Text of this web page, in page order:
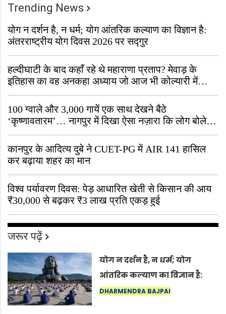
Trending News
योग न दर्शन है, न धर्म; योग आंतरिक कल्याण का विज्ञान है:
अंतरराष्ट्रीय योग दिवस 2026 पर सद्गुर
हल्दीघाटी के बाद कहाँ रहे थे महाराणा प्रताप? मेवाड़ के
इतिहास का वह अनकहा अध्याय जो आज भी कोल्यारी में
जीवित है
100 ग्वाले और 3,000 गायें एक साथ देखने बैठे
‘कृष्णावतारम’… नागपुर में दिखा ऐसा नज़ारा कि लोग बोले,
“ऐसा तो सिर्फ़ कृष्ण ही कर सकते हैं”
कानपुर के आदित्य दुबे ने CUET-PG में AIR 141 हासिल
कर बढ़ाया शहर का मान
विश्व पर्यावरण दिवस: पेड़ आधारित खेती से किसान की आय
₹30,000 से बढ़कर ₹3 लाख प्रति एकड़ हुई
जरूर पढ़ें
योग न दर्शन है, न धर्म; योग
आंतरिक कल्याण का विज्ञान है:
अंतरराष्ट्रीय योग दिवस 2026 पर
DHARMENDRA BAJPAI